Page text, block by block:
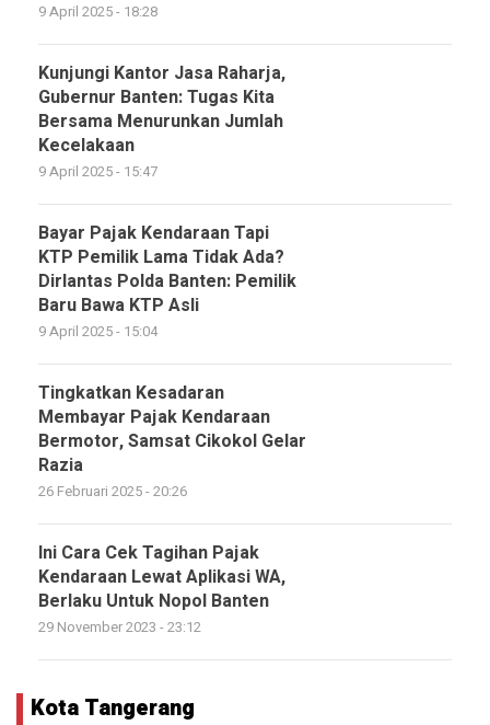
9 April 2025 - 18:28
Kunjungi Kantor Jasa Raharja,
Gubernur Banten: Tugas Kita
Bersama Menurunkan Jumlah
Kecelakaan
9 April 2025 - 15:47
Bayar Pajak Kendaraan Tapi
KTP Pemilik Lama Tidak Ada?
Dirlantas Polda Banten: Pemilik
Baru Bawa KTP Asli
9 April 2025 - 15:04
Tingkatkan Kesadaran
Membayar Pajak Kendaraan
Bermotor, Samsat Cikokol Gelar
Razia
26 Februari 2025 - 20:26
Ini Cara Cek Tagihan Pajak
Kendaraan Lewat Aplikasi WA,
Berlaku Untuk Nopol Banten
29 November 2023 - 23:12
Kota Tangerang